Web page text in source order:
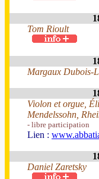
Tom Rioult
Margaux Dubois-
Violon et orgue,
Mendelssohn,
- libre participation
Lien :
Daniel Zaretsky